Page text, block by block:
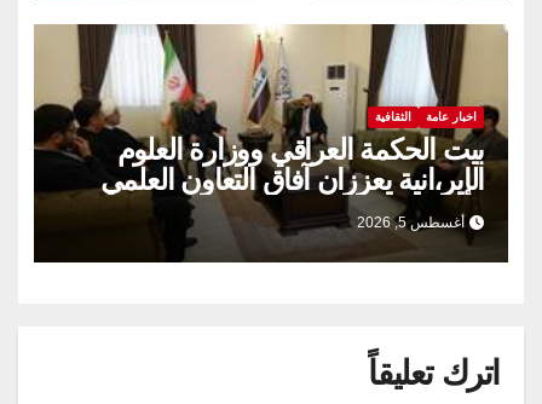
اخبار عامة الثقافية
بيت الحكمة العراقي ووزارة العلوم
الإير،انية يعززان آفاق التعاون العلمي
والثقافي.
أغسطس 5, 2026
اترك تعليقاً